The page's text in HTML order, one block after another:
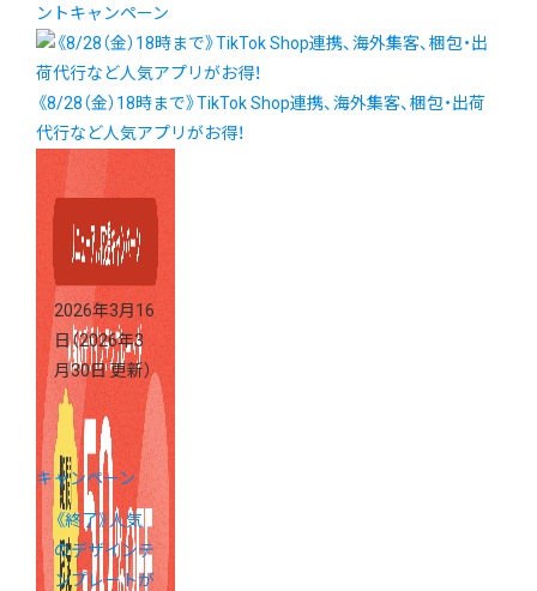
ントキャンペーン
《8/28（金）18時まで》TikTok Shop連携、海外集客、梱包・出荷
代行など人気アプリがお得！
2026年3月16
日（2026年3
月30日 更新）
キャンペーン
《終了》人気
のデザインテ
ンプレートが